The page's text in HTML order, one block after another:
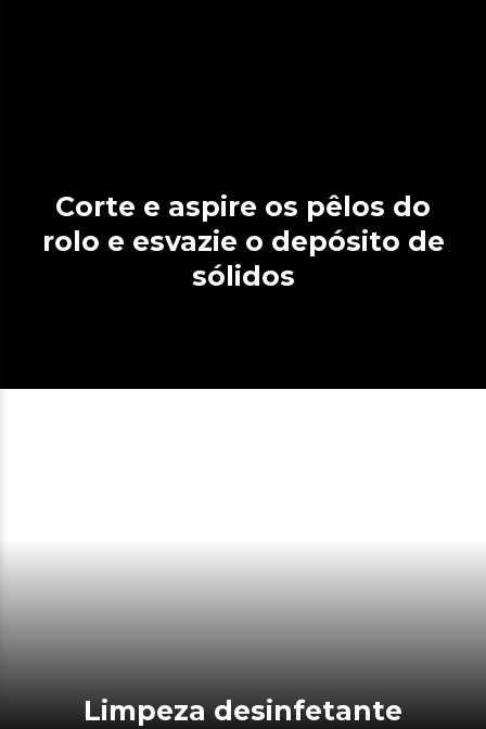
Corte e aspire os pêlos do
rolo e esvazie o depósito de
sólidos
Limpeza desinfetante